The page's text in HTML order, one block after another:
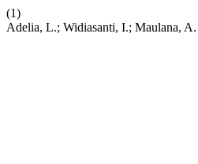
(1)
Adelia, L.; Widiasanti, I.; Maulana,